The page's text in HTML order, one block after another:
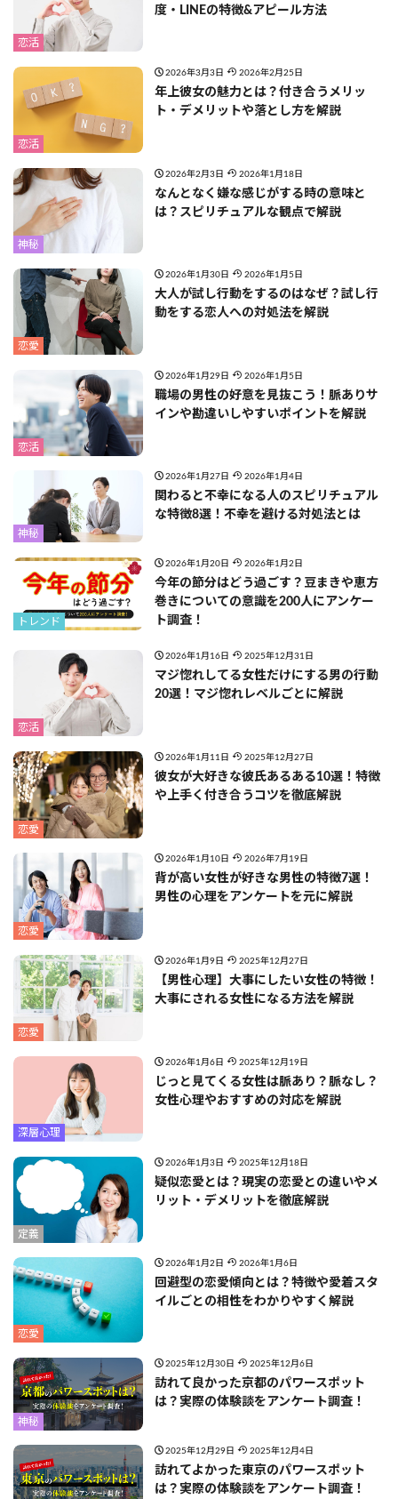
恋活
度・LINEの特徴&アピール方法
恋活
2026年3月3日 2026年2月25日
年上彼女の魅力とは？付き合うメリッ
ト・デメリットや落とし方を解説
神秘
2026年2月3日 2026年1月18日
なんとなく嫌な感じがする時の意味と
は？スピリチュアルな観点で解説
恋愛
2026年1月30日 2026年1月5日
大人が試し行動をするのはなぜ？試し行
動をする恋人への対処法を解説
恋活
2026年1月29日 2026年1月5日
職場の男性の好意を見抜こう！脈ありサ
インや勘違いしやすいポイントを解説
神秘
2026年1月27日 2026年1月4日
関わると不幸になる人のスピリチュアル
な特徴8選！不幸を避ける対処法とは
トレンド
2026年1月20日 2026年1月2日
今年の節分はどう過ごす？豆まきや恵方
巻きについての意識を200人にアンケー
ト調査！
恋活
2026年1月16日 2025年12月31日
マジ惚れしてる女性だけにする男の行動
20選！マジ惚れレベルごとに解説
恋愛
2026年1月11日 2025年12月27日
彼女が大好きな彼氏あるある10選！特徴
や上手く付き合うコツを徹底解説
恋愛
2026年1月10日 2026年7月19日
背が高い女性が好きな男性の特徴7選！
男性の心理をアンケートを元に解説
恋愛
2026年1月9日 2025年12月27日
【男性心理】大事にしたい女性の特徴！
大事にされる女性になる方法を解説
深層心理
2026年1月6日 2025年12月19日
じっと見てくる女性は脈あり？脈なし？
女性心理やおすすめの対応を解説
定義
2026年1月3日 2025年12月18日
疑似恋愛とは？現実の恋愛との違いやメ
リット・デメリットを徹底解説
恋愛
2026年1月2日 2026年1月6日
回避型の恋愛傾向とは？特徴や愛着スタ
イルごとの相性をわかりやすく解説
神秘
2025年12月30日 2025年12月6日
訪れて良かった京都のパワースポット
は？実際の体験談をアンケート調査！
2025年12月29日 2025年12月4日
訪れてよかった東京のパワースポット
は？実際の体験談をアンケート調査！